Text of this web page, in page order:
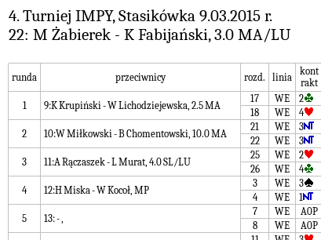
4. Turniej IMPY, Stasikówka 9.03.2015 r.
22: M Żabierek - K Fabijański, 3.0 MA/LU
runda przeciwnicy rozd. linia
kont
rakt
1
9:K Krupiński - W Lichodziejewska, 2.5 MA
17 WE 2
18 WE 4
2 10:W Miłkowski - B Chomentowski, 10.0 MA
21 WE 3
22 WE 3
3 11:A Rączaszek - L Murat, 4.0 SL/LU
25 WE 2
26 WE 4
4 12:H Miska - W Kocoł, MP
3 WE 3
4 WE 1
5 13: - ,
7 WE A0P
8 WE A0P